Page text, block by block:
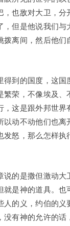
，也敌对大卫，分
，但是他说我们与
拨离间，然后他们
到的国度，这国
繁荣，不像埃及、
，这是跟外邦世界
以动不动他们也离
发怒，那么怎样执
说的是撒但激动
就是神的道具。也
的义，约伯的义
没有神的允许的话